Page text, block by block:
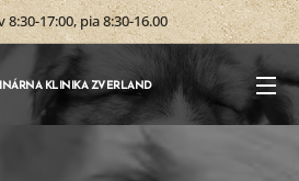
8:30-17:00, pia 8:30-16.00
KLINIKA ZVERLAND